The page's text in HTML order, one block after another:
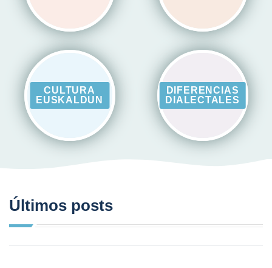
CULTURA
EUSKALDUN
DIFERENCIAS
DIALECTALES
Últimos posts